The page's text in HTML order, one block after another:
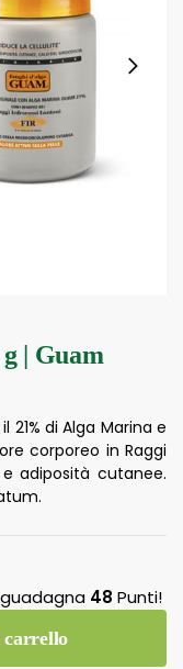
| Guam
21% di Alga Marina e
corporeo in Raggi
adiposità cutanee.
48 Punti!
carrello